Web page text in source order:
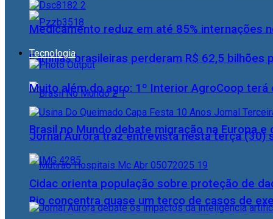
Famílias brasileiras perderam R$ 62,5 bilhões
Brasil no Mundo debate migração na Europa
Rio concentra quase um terço de casos de
Medicamento reduz em até 85% internações
Tecnologia
Muito além do agro: 1º Interior AgroCoop
Jornal Aurora traz entrevista nesta terça (30)
Cidac orienta população sobre proteção de